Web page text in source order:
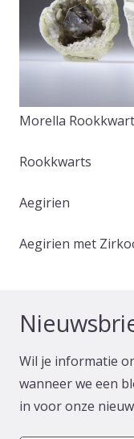
Morella
Rookkwarts
Aegirien
Aegirien met
Wil je informatie
wanneer we een
in voor onze